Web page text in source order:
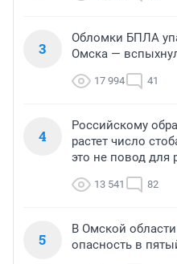
3
Обломки БПЛА
Омска —
17 994 41
4
Российскому
растет число
это не повод для
13 541 82
5
В Омской
опасность в